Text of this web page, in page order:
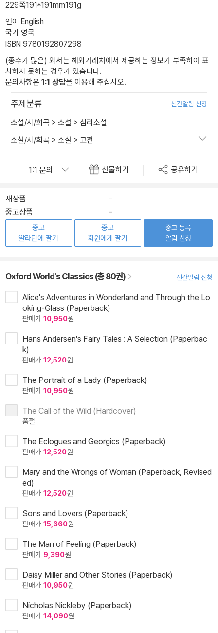
229쪽191*191mm191g
언어 English
국가 영국
ISBN 9780192807298
(종수가 많은) 외서는 해외거래처에서 제공하는 정보가 부족하여 표
시하지 못하는 경우가 있습니다.
문의사항은 1:1 상담을 이용해 주십시오.
주제분류 신간알림 신청
소설/시/희곡 > 소설 > 심리소설
소설/시/희곡 > 소설 > 고전
선물하기 공유하기
새상품
-
중고상품
-
중고
알라딘에 팔기
중고
회원에게 팔기
중고 등록
알림 신청
Oxford World's Classics (총 80권) 신간알림 신청
Alice's Adventures in Wonderland and Through the Lo
oking-Glass (Paperback)
판매가 10,950원
Hans Andersen's Fairy Tales : A Selection (Paperbac
k)
판매가 12,520원
The Portrait of a Lady (Paperback)
판매가 10,950원
The Call of the Wild (Hardcover)
품절
The Eclogues and Georgics (Paperback)
판매가 12,520원
Mary and the Wrongs of Woman (Paperback, Revised
ed)
판매가 12,520원
Sons and Lovers (Paperback)
판매가 15,660원
The Man of Feeling (Paperback)
판매가 9,390원
Daisy Miller and Other Stories (Paperback)
판매가 10,950원
Nicholas Nickleby (Paperback)
판매가 14,090원